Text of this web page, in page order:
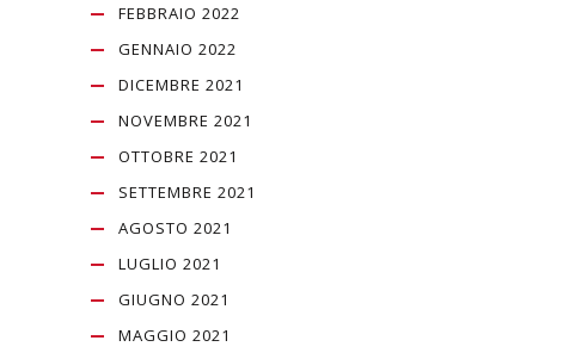
FEBBRAIO 2022
GENNAIO 2022
DICEMBRE 2021
NOVEMBRE 2021
OTTOBRE 2021
SETTEMBRE 2021
AGOSTO 2021
LUGLIO 2021
GIUGNO 2021
MAGGIO 2021